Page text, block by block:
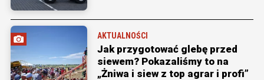
AKTUALNOŚCI
Jak przygotować glebę przed
siewem? Pokazaliśmy to na
„Żniwa i siew z top agrar i profi”